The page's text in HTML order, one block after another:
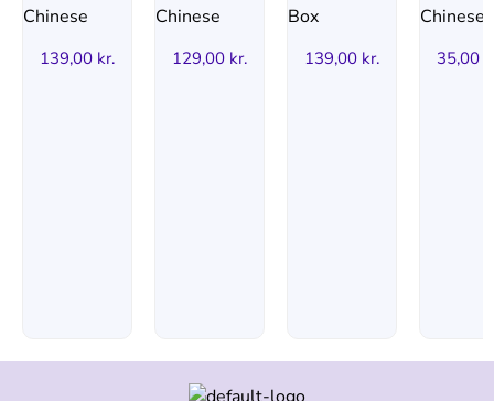
139,00 kr. 129,00 kr. 139,00 kr. 35,00